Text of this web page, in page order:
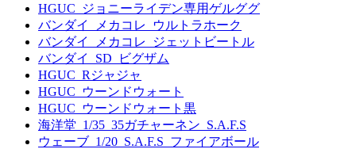
HGUC_ジョニーライデン専用ゲルググ
バンダイ_メカコレ_ウルトラホーク
バンダイ_メカコレ_ジェットビートル
バンダイ_SD_ビグザム
HGUC_Rジャジャ
HGUC_ウーンドウォート
HGUC_ウーンドウォート黒
海洋堂_1/35_35ガチャーネン_S.A.F.S
ウェーブ_1/20_S.A.F.S_ファイアボール